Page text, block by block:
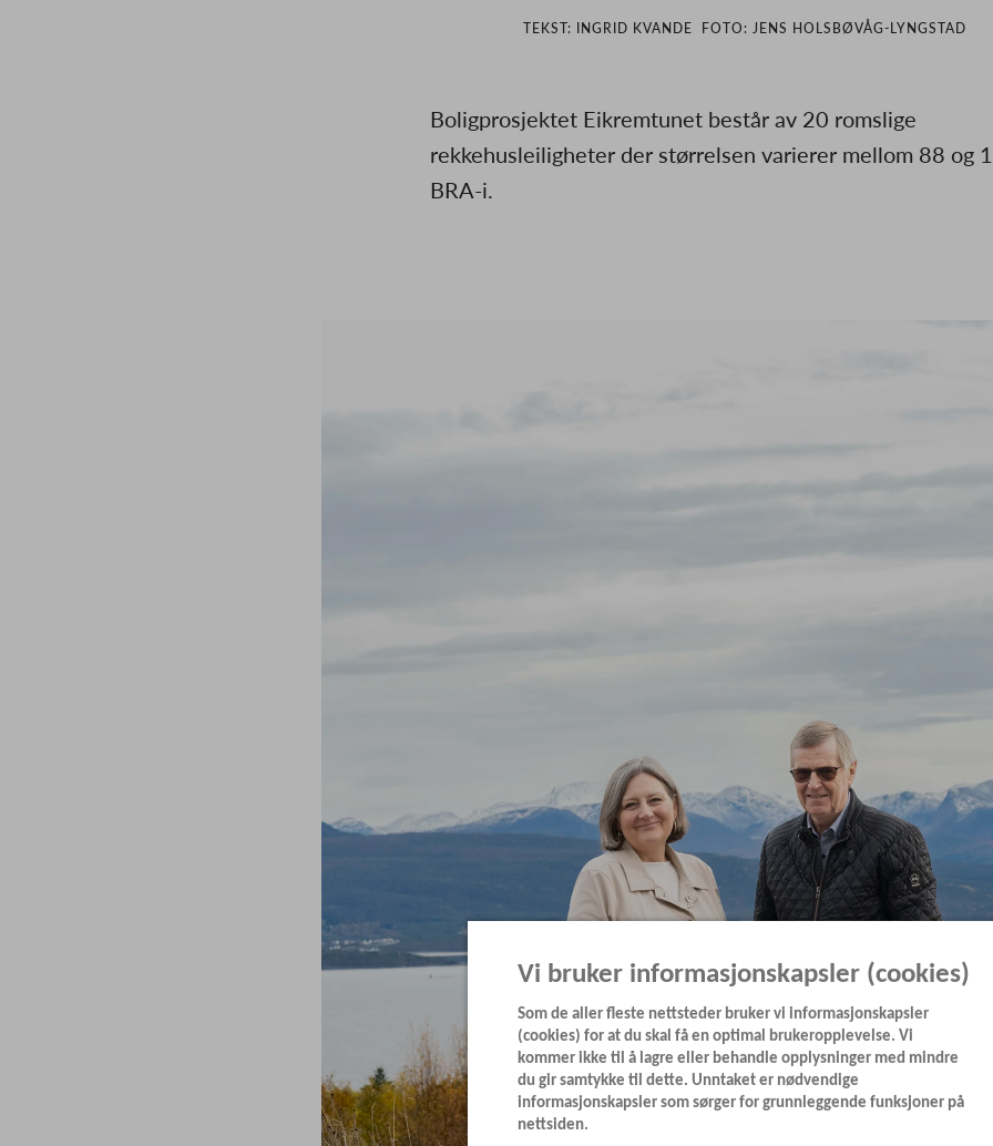
TEKST: INGRID KVANDE FOTO: JENS HOLSBØVÅG-LYNGSTAD
Boligprosjektet Eikremtunet består av 20 romslige
rekkehusleiligheter der størrelsen varierer mellom 88 og
BRA-i.
Vi bruker informasjonskapsler (cookies)
Som de aller fleste nettsteder bruker vi informasjonskapsler
(cookies) for at du skal få en optimal brukeropplevelse. Vi
kommer ikke til å lagre eller behandle opplysninger med mindre
du gir samtykke til dette. Unntaket er nødvendige
informasjonskapsler som sørger for grunnleggende funksjoner på
nettsiden.